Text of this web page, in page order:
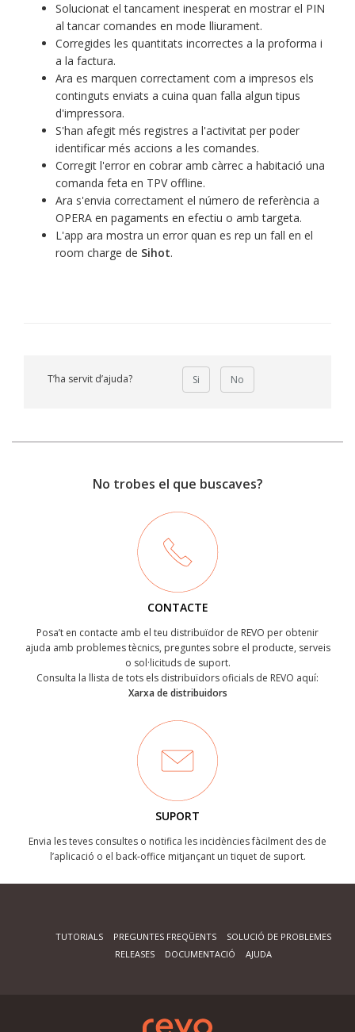
Solucionat el tancament inesperat en mostrar el PIN
al tancar comandes en mode lliurament.
Corregides les quantitats incorrectes a la proforma i
a la factura.
Ara es marquen correctament com a impresos els
continguts enviats a cuina quan falla algun tipus
d'impressora.
S'han afegit més registres a l'activitat per poder
identificar més accions a les comandes.
Corregit l'error en cobrar amb càrrec a habitació una
comanda feta en TPV offline.
Ara s'envia correctament el número de referència a
OPERA en pagaments en efectiu o amb targeta.
L'app ara mostra un error quan es rep un fall en el
room charge de Sihot.
T’ha servit d’ajuda? Si No
No trobes el que buscaves?
CONTACTE
Posa’t en contacte amb el teu distribuïdor de REVO per obtenir
ajuda amb problemes tècnics, preguntes sobre el producte, serveis
o sol·licituds de suport.
Consulta la llista de tots els distribuïdors oficials de REVO aquí:
Xarxa de distribuidors
SUPORT
Envia les teves consultes o notifica les incidències fàcilment des de
l’aplicació o el back-office mitjançant un tiquet de suport.
TUTORIALS PREGUNTES FREQÜENTS
SOLUCIÓ DE PROBLEMES
RELEASES
DOCUMENTACIÓ AJUDA